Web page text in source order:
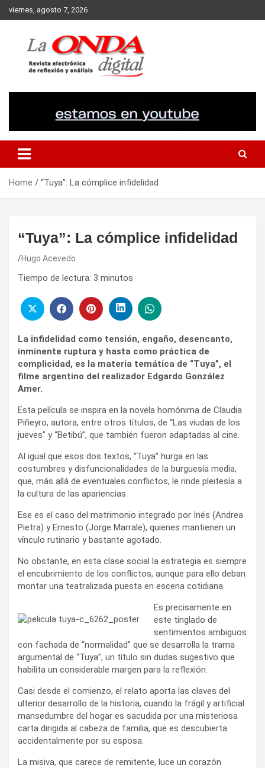
Skip
to
viernes, agosto 7, 2026
Home “Tuya”: La cómplice infidelidad
“Tuya”: La cómplice infidelidad
Hugo Acevedo
Tiempo de lectura: 3 minutos
La infidelidad como tensión, engaño, desencanto,
inminente ruptura y hasta como práctica de
complicidad, es la materia temática de “Tuya”, el
filme argentino del realizador Edgardo González
Amer.
Esta película se inspira en la novela homónima de Claudia
Piñeyro, autora, entre otros títulos, de “Las viudas de los
jueves” y “Betibú”, que también fueron adaptadas al cine.
Al igual que esos dos textos, “Tuya” hurga en las
costumbres y disfuncionalidades de la burguesía media,
que, más allá de eventuales conflictos, le rinde pleitesía a
la cultura de las apariencias.
Ese es el caso del matrimonio integrado por Inés (Andrea
Pietra) y Ernesto (Jorge Marrale), quienes mantienen un
vínculo rutinario y bastante agotado.
No obstante, en esta clase social la estrategia es siempre
el encubrimiento de los conflictos, aunque para ello deban
montar una teatralizada puesta en escena cotidiana.
Es precisamente en
este tinglado de
sentimientos ambiguos
con fachada de “normalidad” que se desarrolla la trama
argumental de “Tuya”, un título sin dudas sugestivo que
habilita un considerable margen para la reflexión.
Casi desde el comienzo, el relato aporta las claves del
ulterior desarrollo de la historia, cuando la frágil y artificial
mansedumbre del hogar es sacudida por una misteriosa
carta dirigida al cabeza de familia, que es descubierta
accidentalmente por su esposa.
La misiva, que carece de remitente, luce un corazón